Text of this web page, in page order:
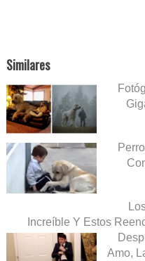
Similares
Increíble Y Estos
Amo,